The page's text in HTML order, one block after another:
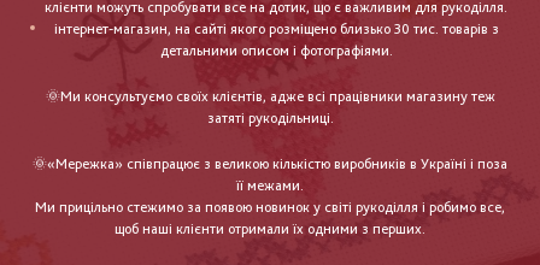
клієнти можуть спробувати все на дотик, що є важливим для рукоділля.
інтернет-магазин, на сайті якого розміщено близько 30 тис. товарів з
детальними описом і фотографіями.
🌞Ми консультуємо своїх клієнтів, адже всі працівники магазину теж
затяті рукодільниці.
🌞«Мережка» співпрацює з великою кількістю виробників в Україні і поза
її межами.
Ми прицільно стежимо за появою новинок у світі рукоділля і робимо все,
щоб наші клієнти отримали їх одними з перших.